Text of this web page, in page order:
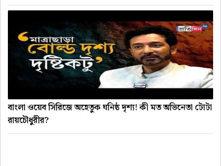
বাংলা ওয়েব সিরিজে অহেতুক ঘনিষ্ঠ দৃশ্য! কী মত অভিনেতা টোটা
রায়চৌধুরীর?